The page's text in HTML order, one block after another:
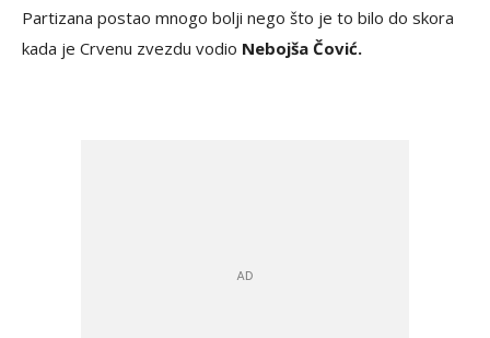
Partizana postao mnogo bolji nego što je to bilo do skora
kada je Crvenu zvezdu vodio Nebojša Čović.